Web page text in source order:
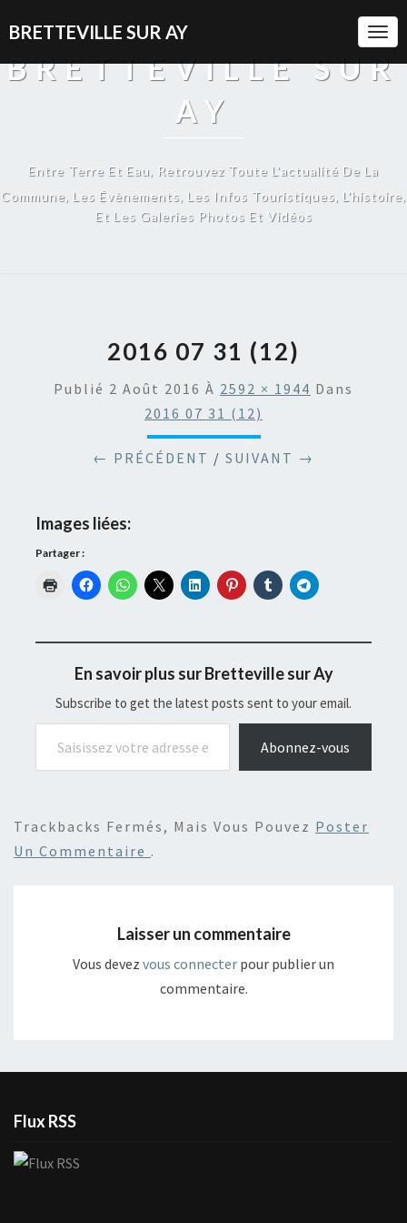
BRETTEVILLE SUR AY
BRETTEVILLE SUR
AY
Entre Terre Et Eau, Retrouvez Toute L'actualité De La
Commune, Les Évènements, Les Infos Touristiques, L'histoire,
Et Les Galeries Photos Et Vidéos
2016 07 31 (12)
Publié 2 Août 2016 À 2592 × 1944 Dans
2016 07 31 (12)
← PRÉCÉDENT / SUIVANT →
Images liées:
Partager :
En savoir plus sur Bretteville sur Ay
Subscribe to get the latest posts sent to your email.
Saisissez votre adresse e-mail…
Abonnez-vous
Trackbacks Fermés, Mais Vous Pouvez Poster
Un Commentaire .
Laisser un commentaire
Vous devez vous connecter pour publier un
commentaire.
Flux RSS